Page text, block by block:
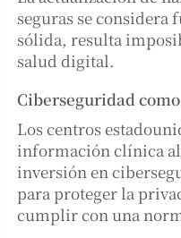
seguras se considera
sólida, resulta
salud digital.
Ciberseguridad
Los centros
información clínica
inversión en
para proteger la
cumplir con una